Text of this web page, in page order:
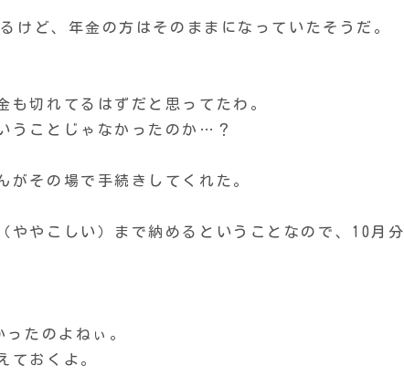
けど、年金の方はそのままになっていたそうだ。
も切れてるはずだと思ってたわ。
うことじゃなかったのか…？
がその場で手続きしてくれた。
ややこしい）まで納めるということなので、10月分
たのよねぃ。
ておくよ。